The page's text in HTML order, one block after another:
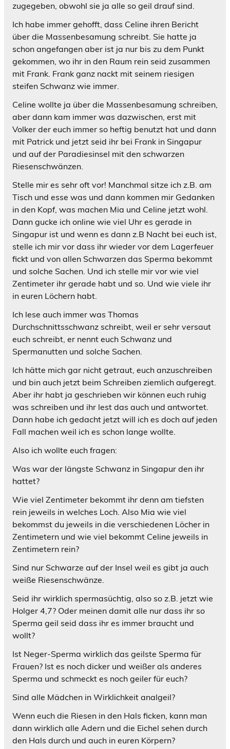
zugegeben, obwohl sie ja alle so geil drauf sind.
Ich habe immer gehofft, dass Celine ihren Bericht
über die Massenbesamung schreibt. Sie hatte ja
schon angefangen aber ist ja nur bis zu dem Punkt
gekommen, wo ihr in den Raum rein seid zusammen
mit Frank. Frank ganz nackt mit seinem riesigen
steifen Schwanz wie immer.
Celine wollte ja über die Massenbesamung schreiben,
aber dann kam immer was dazwischen, erst mit
Volker der euch immer so heftig benutzt hat und dann
mit Patrick und jetzt seid ihr bei Frank in Singapur
und auf der Paradiesinsel mit den schwarzen
Riesenschwänzen.
Stelle mir es sehr oft vor! Manchmal sitze ich z.B. am
Tisch und esse was und dann kommen mir Gedanken
in den Kopf, was machen Mia und Celine jetzt wohl.
Dann gucke ich online wie viel Uhr es gerade in
Singapur ist und wenn es dann z.B Nacht bei euch ist,
stelle ich mir vor dass ihr wieder vor dem Lagerfeuer
fickt und von allen Schwarzen das Sperma bekommt
und solche Sachen. Und ich stelle mir vor wie viel
Zentimeter ihr gerade habt und so. Und wie viele ihr
in euren Löchern habt.
Ich lese auch immer was Thomas
Durchschnittsschwanz schreibt, weil er sehr versaut
euch schreibt, er nennt euch Schwanz und
Spermanutten und solche Sachen.
Ich hätte mich gar nicht getraut, euch anzuschreiben
und bin auch jetzt beim Schreiben ziemlich aufgeregt.
Aber ihr habt ja geschrieben wir können euch ruhig
was schreiben und ihr lest das auch und antwortet.
Dann habe ich gedacht jetzt will ich es doch auf jeden
Fall machen weil ich es schon lange wollte.
Also ich wollte euch fragen:
Was war der längste Schwanz in Singapur den ihr
hattet?
Wie viel Zentimeter bekommt ihr denn am tiefsten
rein jeweils in welches Loch. Also Mia wie viel
bekommst du jeweils in die verschiedenen Löcher in
Zentimetern und wie viel bekommt Celine jeweils in
Zentimetern rein?
Sind nur Schwarze auf der Insel weil es gibt ja auch
weiße Riesenschwänze.
Seid ihr wirklich spermasüchtig, also so z.B. jetzt wie
Holger 4,7? Oder meinen damit alle nur dass ihr so
Sperma geil seid dass ihr es immer braucht und
wollt?
Ist Neger-Sperma wirklich das geilste Sperma für
Frauen? Ist es noch dicker und weißer als anderes
Sperma und schmeckt es noch geiler für euch?
Sind alle Mädchen in Wirklichkeit analgeil?
Wenn euch die Riesen in den Hals ficken, kann man
dann wirklich alle Adern und die Eichel sehen durch
den Hals durch und auch in euren Körpern?